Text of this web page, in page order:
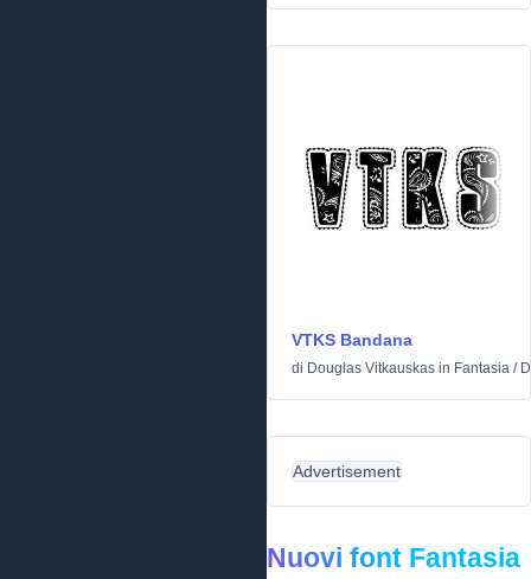
VTKS Bandana
di Douglas Vitkauskas in Fantasia /
Advertisement
Nuovi font Fantasia